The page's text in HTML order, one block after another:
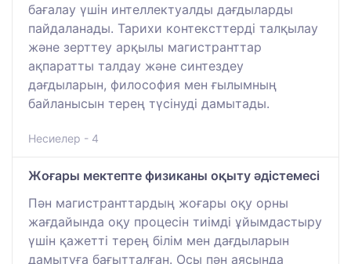
бағалау үшін интеллектуалды дағдыларды
пайдаланады. Тарихи контексттерді талқылау
және зерттеу арқылы магистранттар
ақпаратты талдау және синтездеу
дағдыларын, философия мен ғылымның
байланысын терең түсінуді дамытады.
Несиелер - 4
Жоғары мектепте физиканы оқыту әдістемесі
Пән магистранттардың жоғары оқу орны
жағдайында оқу процесін тиімді ұйымдастыру
үшін қажетті терең білім мен дағдыларын
дамытуға бағытталған. Осы пән аясында